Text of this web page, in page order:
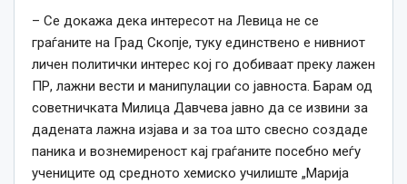
– Се докажа дека интересот на Левица не се
граѓаните на Град Скопје, туку единствено е нивниот
личен политички интерес кој го добиваат преку лажен
ПР, лажни вести и манипулации со јавноста. Барам од
советничката Милица Давчева јавно да се извини за
дадената лажна изјава и за тоа што свесно создаде
паника и вознемиреност кај граѓаните посебно меѓу
учениците од средното хемиско училиште „Марија